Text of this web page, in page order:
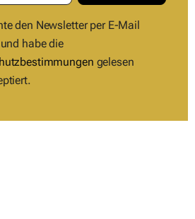
den Newsletter per E-Mail
habe die
gelesen